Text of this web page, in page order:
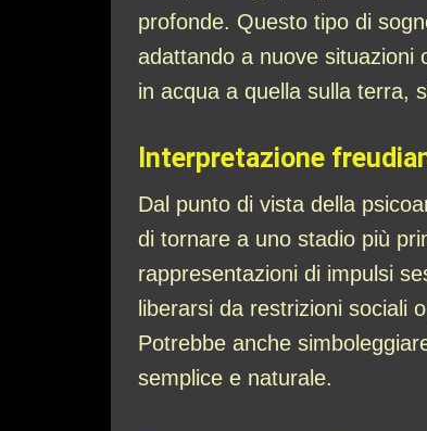
profonde. Questo tipo di
adattando a nuove situazioni
in acqua a quella sulla terra,
Interpretazione
Dal punto di vista della
di tornare a uno stadio più
rappresentazioni di impulsi
liberarsi da restrizioni sociali
Potrebbe anche
semplice e naturale.